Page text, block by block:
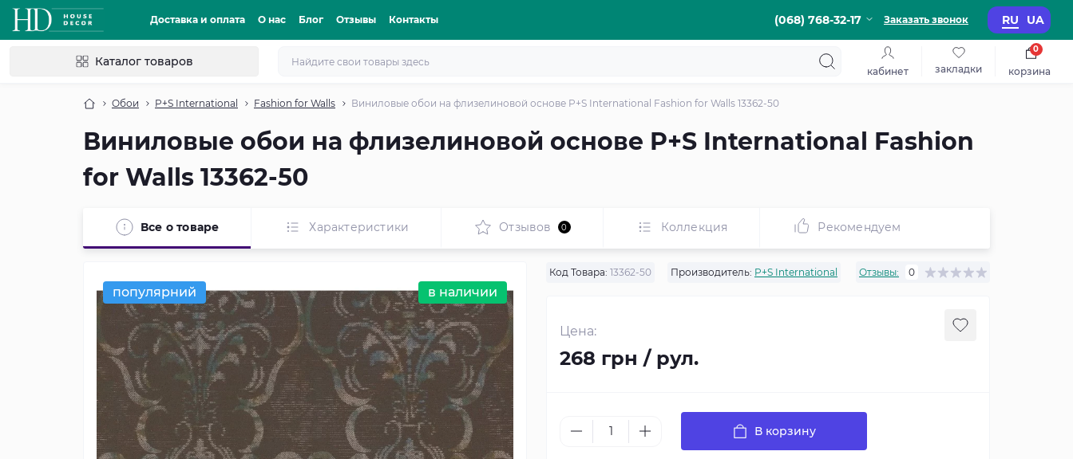
Доставка и оплата О нас Блог Отзывы Контакты (068) 768-32-17 Заказать звонок RU UA
Каталог товаров
кабинет закладки корзина
0
Обои P+S International Fashion for Walls Виниловые обои на флизелиновой основе P+S International Fashion for Walls 13362-50
Виниловые обои на флизелиновой основе P+S International Fashion
for Walls 13362-50
Все о товаре Характеристики Отзывов 0 Коллекция Рекомендуем
популярний в наличии
Код Товара: 13362-50 Производитель: P+S International Отзывы: 0
Цена:
268 грн / рул.
В корзину